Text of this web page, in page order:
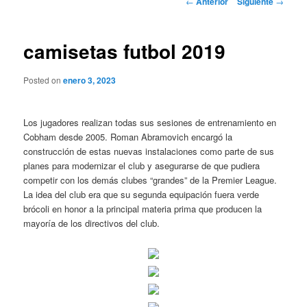
camisetas futbol 2019
Posted onenero 3, 2023
Los jugadores realizan todas sus sesiones de entrenamiento en
Cobham desde 2005. Roman Abramovich encargó la
construcción de estas nuevas instalaciones como parte de sus
planes para modernizar el club y asegurarse de que pudiera
competir con los demás clubes “grandes” de la Premier League.
La idea del club era que su segunda equipación fuera verde
brócoli en honor a la principal materia prima que producen la
mayoría de los directivos del club.